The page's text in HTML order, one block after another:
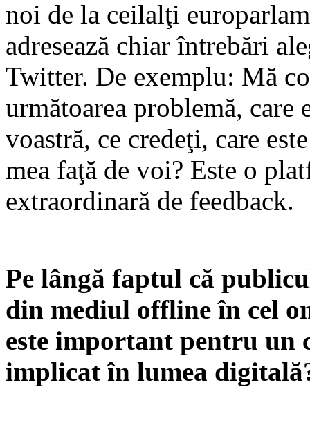
noi de la ceilalţi
adresează chiar întrebări
Twitter. De exemplu: Mă
următoarea problemă, care
voastră, ce credeţi, care
mea faţă de voi? Este o
extraordinară de feedback.
Pe lângă faptul că
din mediul offline în cel
este important pentru un
implicat în lumea